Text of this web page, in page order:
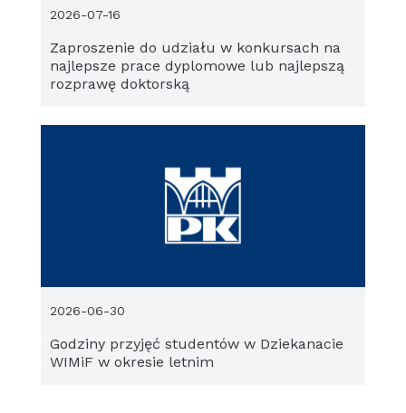
Zaproszenie do udziału w konkursach na
najlepsze prace dyplomowe lub najlepszą
rozprawę doktorską
2026-07-16
Godziny przyjęć studentów w Dziekanacie
WIMiF w okresie letnim
2026-06-30